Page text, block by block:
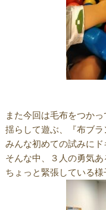
また今回は毛布をつか
揺らして遊ぶ、『布ブラ
みんな初めての試みにド
そんな中、３人の勇気
ちょっと緊張している